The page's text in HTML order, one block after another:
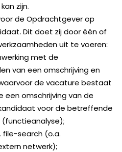
zijn.
de Opdrachtgever op
Dit doet zij door één of
uit te voeren:
met de
van een omschrijving en
de vacature bestaat
omschrijving van de
voor de betreffende
file-search (o.a.
netwerk);